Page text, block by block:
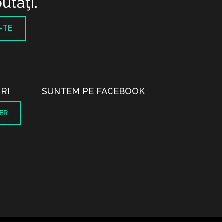
TE
SUNTEM PE FACEBOOK